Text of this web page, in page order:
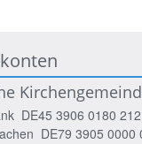
DE45 3906 0180
DE79 3905 0000